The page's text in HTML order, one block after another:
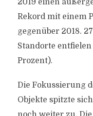
2019 einen
Rekord mit einem
gegenüber 2018.
Standorte entfielen
Prozent).
Die Fokussierung
Objekte spitzte